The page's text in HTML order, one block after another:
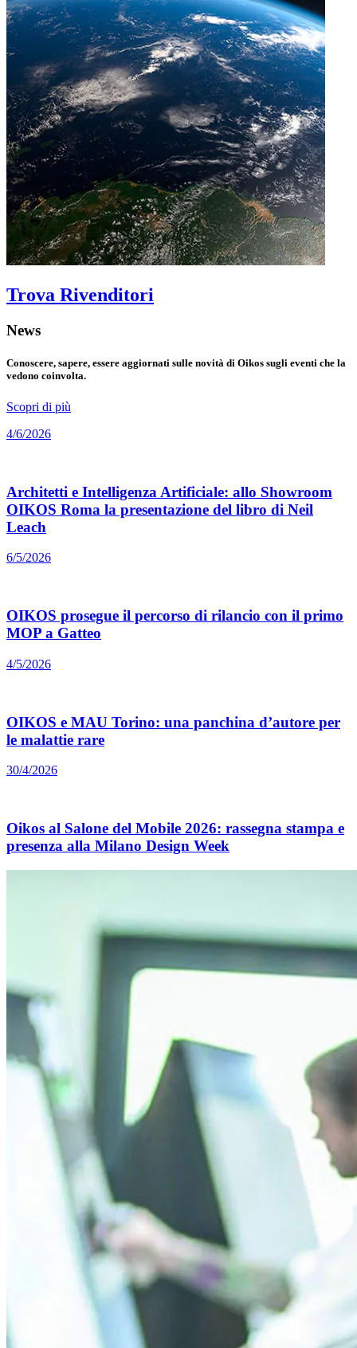
Trova Rivenditori
News
Conoscere, sapere, essere aggiornati sulle novità di Oikos sugli eventi che la
vedono coinvolta.
Scopri di più
4/6/2026
Architetti e Intelligenza Artificiale: allo Showroom
OIKOS Roma la presentazione del libro di Neil
Leach
6/5/2026
OIKOS prosegue il percorso di rilancio con il primo
MOP a Gatteo
4/5/2026
OIKOS e MAU Torino: una panchina d’autore per
le malattie rare
30/4/2026
Oikos al Salone del Mobile 2026: rassegna stampa e
presenza alla Milano Design Week